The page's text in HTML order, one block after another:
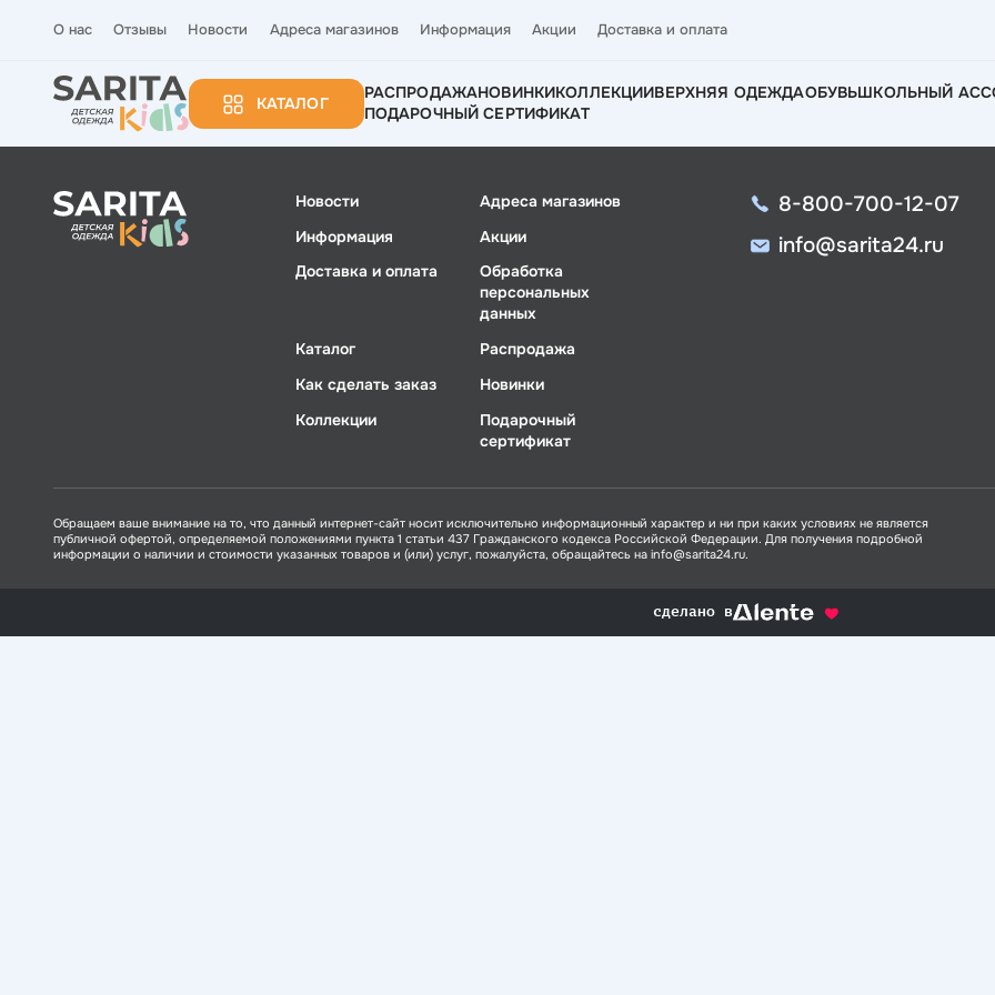
О нас Отзывы Новости Адреса магазинов Информация Акции Доставка и оплата
КАТАЛОГ
РАСПРОДАЖАНОВИНКИКОЛЛЕКЦИИВЕРХНЯЯ ОДЕЖДАОБУВЬШКОЛЬНЫЙ
ПОДАРОЧНЫЙ СЕРТИФИКАТ
Новости
Адреса магазинов
Информация
Акции
Доставка и оплата
Обработка
персональных
данных
Каталог
Распродажа
Как сделать заказ
Новинки
Коллекции
Подарочный
сертификат
8-800-700-12-07
info@sarita24.ru
Обращаем ваше внимание на то, что данный интернет-сайт носит исключительно информационный характер и ни при каких условиях не является
публичной офертой, определяемой положениями пункта 1 статьи 437 Гражданского кодекса Российской Федерации. Для получения подробной
информации о наличии и стоимости указанных товаров и (или) услуг, пожалуйста, обращайтесь на info@sarita24.ru.
сделано в alente